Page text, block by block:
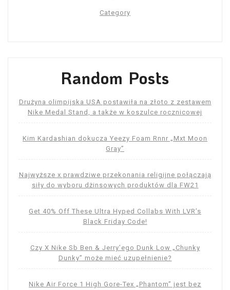
Category
Random Posts
Drużyna olimpijska USA postawiła na złoto z zestawem
Nike Medal Stand, a także w koszulce rocznicowej
Kim Kardashian dokucza Yeezy Foam Rnnr „Mxt Moon
Gray”
Najwyższe x prawdziwe przekonania religijne połączają
siły do ​​wyboru dżinsowych produktów dla FW21
Get 40% Off These Ultra Hyped Collabs With LVR’s
Black Friday Code!
Czy X Nike Sb Ben & Jerry’ego Dunk Low „Chunky
Dunky” może mieć uzupełnienie?
Nike Air Force 1 High Gore-Tex „Phantom” jest bez